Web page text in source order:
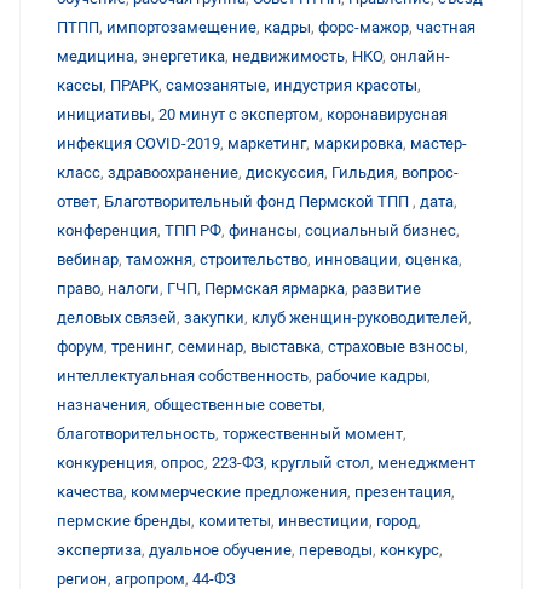
ПТПП, импортозамещение, кадры, форс-мажор, частная
медицина, энергетика, недвижимость, НКО, онлайн-
кассы, ПРАРК, самозанятые, индустрия красоты,
инициативы, 20 минут с экспертом, коронавирусная
инфекция COVID-2019, маркетинг, маркировка, мастер-
класс, здравоохранение, дискуссия, Гильдия, вопрос-
ответ, Благотворительный фонд Пермской ТПП , дата,
конференция, ТПП РФ, финансы, социальный бизнес,
вебинар, таможня, строительство, инновации, оценка,
право, налоги, ГЧП, Пермская ярмарка, развитие
деловых связей, закупки, клуб женщин-руководителей,
форум, тренинг, семинар, выставка, страховые взносы,
интеллектуальная собственность, рабочие кадры,
назначения, общественные советы,
благотворительность, торжественный момент,
конкуренция, опрос, 223-ФЗ, круглый стол, менеджмент
качества, коммерческие предложения, презентация,
пермские бренды, комитеты, инвестиции, город,
экспертиза, дуальное обучение, переводы, конкурс,
регион, агропром, 44-ФЗ